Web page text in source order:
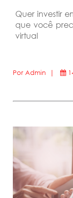
Quer investir
que você
virtual
Por Admin |